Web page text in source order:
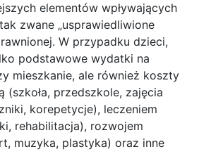
elementów wpływających
zwane „usprawiedliwione
W przypadku dzieci,
podstawowe wydatki na
mieszkanie, ale również koszty
(szkoła, przedszkole, zajęcia
korepetycje), leczeniem
rehabilitacja), rozwojem
muzyka, plastyka) oraz inne